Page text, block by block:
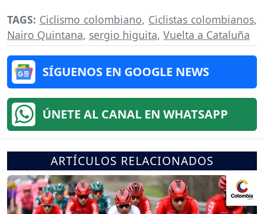
TAGS: Ciclismo colombiano, Ciclistas colombianos,
Nairo Quintana, sergio higuita, Vuelta a Cataluña
SÍGUENOS EN GOOGLE NEWS
ÚNETE AL CANAL EN WHATSAPP
ARTÍCULOS RELACIONADOS